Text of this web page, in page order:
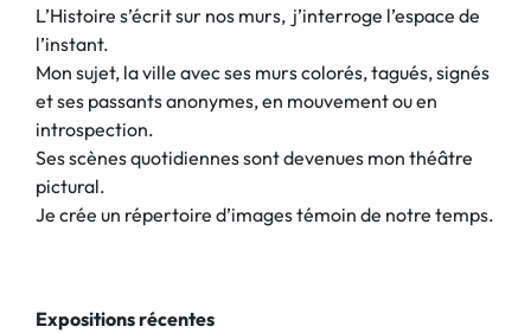
L’Histoire s’écrit sur nos murs, j’interroge l’espace de
l’instant.
Mon sujet, la ville avec ses murs colorés, tagués, signés
et ses passants anonymes, en mouvement ou en
introspection.
Ses scènes quotidiennes sont devenues mon théâtre
pictural.
Je crée un répertoire d’images témoin de notre temps.
Expositions récentes